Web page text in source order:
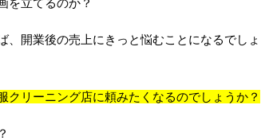
を立てるのか？
、開業後の売上にきっと悩むことになるでしょ
クリーニング店に頼みたくなるのでしょうか？